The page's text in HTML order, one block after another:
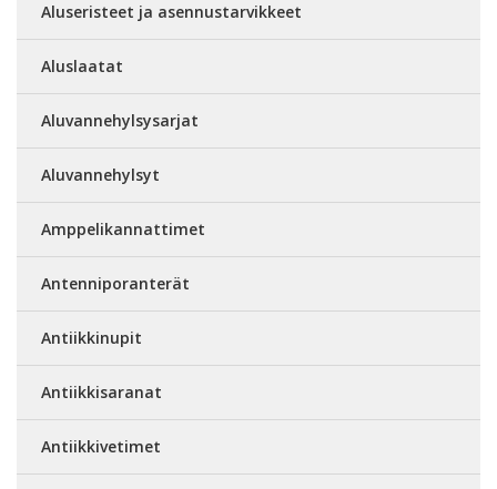
Aluseristeet ja asennustarvikkeet
Aluslaatat
Aluvannehylsysarjat
Aluvannehylsyt
Amppelikannattimet
Antenniporanterät
Antiikkinupit
Antiikkisaranat
Antiikkivetimet